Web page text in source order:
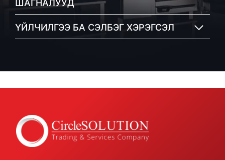
ШАГНАЛУУД
ҮЙЛЧИЛГЭЭ БА СЭЛБЭГ ХЭРЭГСЭЛ